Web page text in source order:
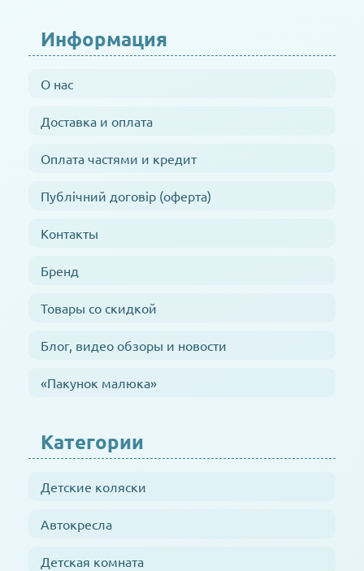
Информация
О нас
Доставка и оплата
Оплата частями и кредит
Публічний договір (оферта)
Контакты
Бренд
Товары со скидкой
Блог, видео обзоры и новости
«Пакунок малюка»
Категории
Детские коляски
Автокресла
Детская комната